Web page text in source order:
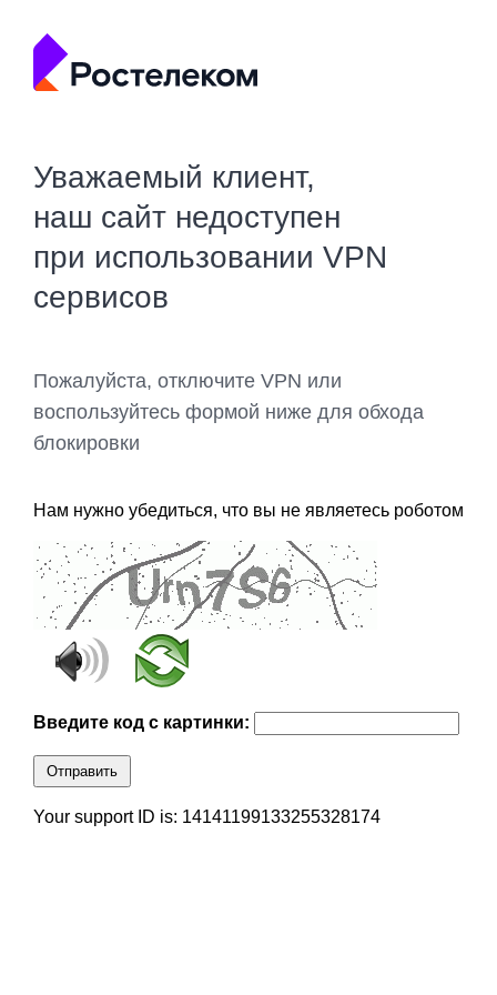
Уважаемый клиент,
наш сайт недоступен
при использовании VPN
сервисов
Пожалуйста, отключите VPN или
воспользуйтесь формой ниже для обхода
блокировки
Нам нужно убедиться, что вы не являетесь роботом
Введите код с картинки:
Отправить
Your support ID is: 14141199133255328174